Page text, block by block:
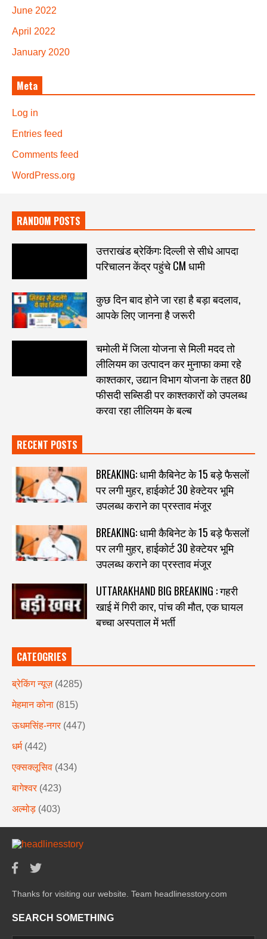
June 2022
April 2022
January 2020
Meta
Log in
Entries feed
Comments feed
WordPress.org
RANDOM POSTS
उत्तराखंड ब्रेकिंग: दिल्ली से सीधे आपदा
परिचालन केंद्र पहुंचे CM धामी
कुछ दिन बाद होने जा रहा है बड़ा बदलाव,
आपके लिए जानना है जरूरी
चमोली में जिला योजना से मिली मदद तो
लीलियम का उत्पादन कर मुनाफा कमा रहे
काश्तकार, उद्यान विभाग योजना के तहत 80
फीसदी सब्सिडी पर काश्तकारों को उपलब्ध
करवा रहा लीलियम के बल्ब
RECENT POSTS
BREAKING: धामी कैबिनेट के 15 बड़े फैसलों
पर लगी मुहर, हाईकोर्ट 30 हेक्टेयर भूमि
उपलब्ध कराने का प्रस्ताव मंजूर
BREAKING: धामी कैबिनेट के 15 बड़े फैसलों
पर लगी मुहर, हाईकोर्ट 30 हेक्टेयर भूमि
उपलब्ध कराने का प्रस्ताव मंजूर
UTTARAKHAND BIG BREAKING : गहरी
खाई में गिरी कार, पांच की मौत, एक घायल
बच्चा अस्पताल में भर्ती
CATEOGRIES
ब्रेकिंग न्यूज़ (4285)
मेहमान कोना (815)
ऊधमसिंह-नगर (447)
धर्म (442)
एक्सक्लूसिव (434)
बागेश्वर (423)
अल्मोड़ (403)
Thanks for visiting our website. Team headlinesstory.com
SEARCH SOMETHING